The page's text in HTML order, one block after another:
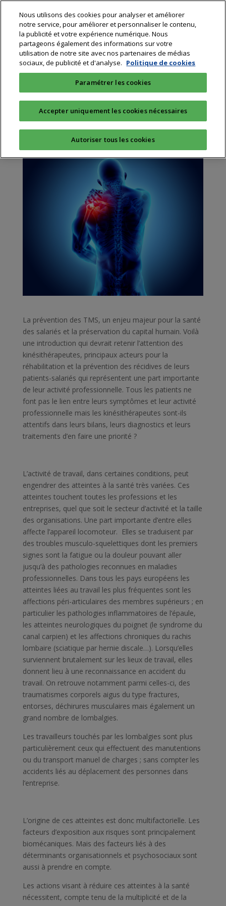
Ce qu’il faut retenir des
troubles musculo-
squelettiques (TMS)
La prévention des TMS, un enjeu majeur pour la santé
des salariés et la préservation du capital humain. Voilà
une introduction qui devrait retenir l’attention des
kinésithérapeutes, principaux acteurs pour la
réhabilitation et la prévention des récidives de leurs
patients-salariés qui représentent une part importante
de leur activité professionnelle. Tous les patients ne
font pas le lien entre leurs symptômes et leur activité
professionnelle mais les kinésithérapeutes sont-ils
attentifs dans leurs bilans, leurs diagnostics et leurs
traitements d’en faire une priorité ?
L’activité de travail, dans certaines conditions, peut
engendrer des atteintes à la santé très variées. Ces
atteintes touchent toutes les professions et les
entreprises, quel que soit le secteur d’activité et la taille
des organisations. Une part importante d’entre elles
affecte l’appareil locomoteur. Elles se traduisent par
des troubles musculo-squelettiques dont les premiers
signes sont la fatigue ou la douleur pouvant aller
jusqu’à des pathologies reconnues en maladies
professionnelles. Dans tous les pays européens les
atteintes liées au travail les plus fréquentes sont les
affections péri-articulaires des membres supérieurs ; en
particulier les pathologies inflammatoires de l’épaule,
les atteintes neurologiques du poignet (le syndrome du
canal carpien) et les affections chroniques du rachis
lombaire (sciatique par hernie discale…). Lorsqu’elles
surviennent brutalement sur les lieux de travail, elles
donnent lieu à une reconnaissance en accident du
travail. On retrouve notamment parmi celles-ci, des
traumatismes corporels aigus du type fractures,
entorses, déchirures musculaires mais également un
grand nombre de lombalgies.
Les travailleurs touchés par les lombalgies sont plus
particulièrement ceux qui effectuent des manutentions
ou du transport manuel de charges ; sans compter les
accidents liés au déplacement des personnes dans
l’entreprise.
L’origine de ces atteintes est donc multifactorielle. Les
facteurs d’exposition aux risques sont principalement
biomécaniques. Mais des facteurs liés à des
déterminants organisationnels et psychosociaux sont
aussi à prendre en compte.
Les actions visant à réduire ces atteintes à la santé
nécessitent, compte tenu de la multiplicité et de la
Nous utilisons des cookies pour analyser et améliorer
notre service, pour améliorer et personnaliser le contenu,
la publicité et votre expérience numérique. Nous
partageons également des informations sur votre
utilisation de notre site avec nos partenaires de médias
sociaux, de publicité et d'analyse. Politique de cookies
Paramétrer les cookies
Accepter uniquement les cookies nécessaires
Autoriser tous les cookies